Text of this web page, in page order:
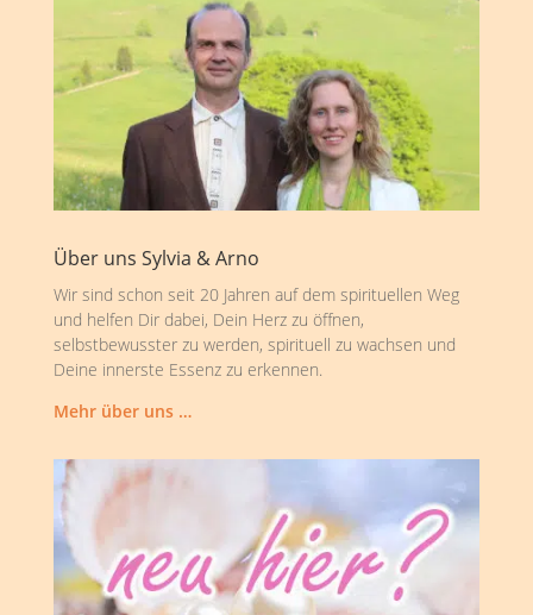
Über uns Sylvia & Arno
Wir sind schon seit 20 Jahren auf dem spirituellen Weg
und helfen Dir dabei, Dein Herz zu öffnen,
selbstbewusster zu werden, spirituell zu wachsen und
Deine innerste Essenz zu erkennen.
Mehr über uns …